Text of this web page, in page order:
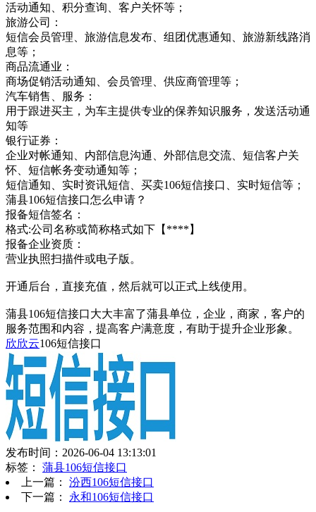
活动通知、积分查询、客户关怀等；
旅游公司：
短信会员管理、旅游信息发布、组团优惠通知、旅游新线路消
息等；
商品流通业：
商场促销活动通知、会员管理、供应商管理等；
汽车销售、服务：
用于跟进买主，为车主提供专业的保养知识服务，发送活动通
知等
银行证券：
企业对帐通知、内部信息沟通、外部信息交流、短信客户关
怀、短信帐务变动通知等；
短信通知、实时资讯短信、买卖106短信接口、实时短信等；
蒲县106短信接口怎么申请？
报备短信签名：
格式:公司名称或简称格式如下【****】
报备企业资质：
营业执照扫描件或电子版。
开通后台，直接充值，然后就可以正式上线使用。
蒲县106短信接口大大丰富了蒲县单位，企业，商家，客户的
服务范围和内容，提高客户满意度，有助于提升企业形象。
欣欣云106短信接口
发布时间：2026-06-04 13:13:01
标签： 蒲县106短信接口
上一篇： 汾西106短信接口
下一篇： 永和106短信接口